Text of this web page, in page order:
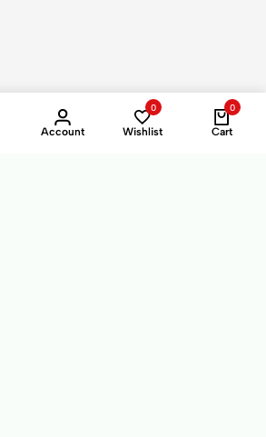
Account
0
Wishlist
0
Cart